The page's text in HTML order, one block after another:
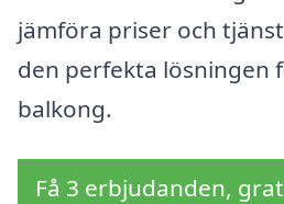
jämföra priser och
den perfekta lösningen
balkong.
Få 3 erbjudanden,